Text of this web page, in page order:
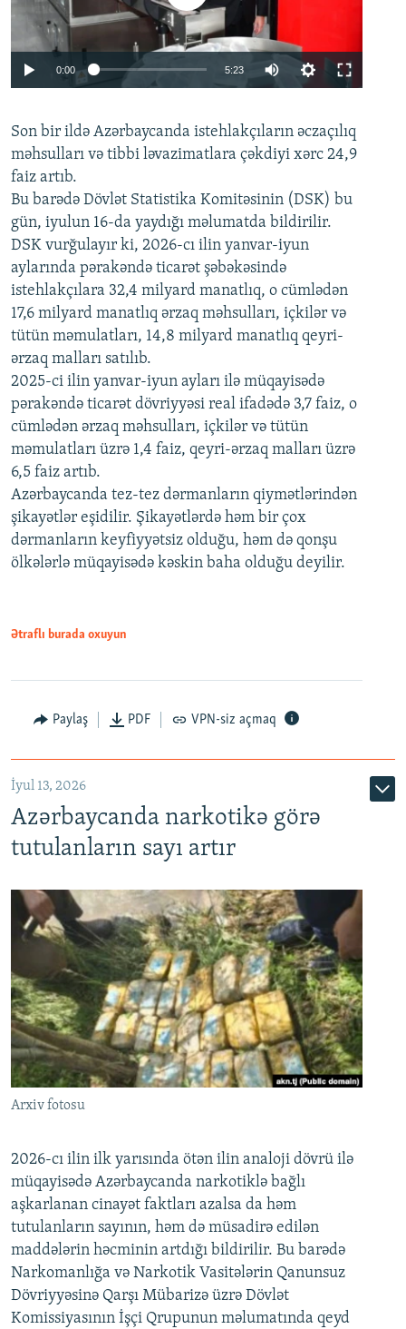
Auto 240p 360p 480p
720p 1080p
0:00 5:23
360p
480p
720p
1080p
Son bir ildə Azərbaycanda istehlakçıların əczaçılıq
məhsulları və tibbi ləvazimatlara çəkdiyi xərc 24,9
faiz artıb.
Bu barədə Dövlət Statistika Komitəsinin (DSK) bu
gün, iyulun 16-da yaydığı məlumatda bildirilir.
DSK vurğulayır ki, 2026-cı ilin yanvar-iyun
aylarında pərakəndə ticarət şəbəkəsində
istehlakçılara 32,4 milyard manatlıq, o cümlədən
17,6 milyard manatlıq ərzaq məhsulları, içkilər və
tütün məmulatları, 14,8 milyard manatlıq qeyri-
ərzaq malları satılıb.
2025-ci ilin yanvar-iyun ayları ilə müqayisədə
pərakəndə ticarət dövriyyəsi real ifadədə 3,7 faiz, o
cümlədən ərzaq məhsulları, içkilər və tütün
məmulatları üzrə 1,4 faiz, qeyri-ərzaq malları üzrə
6,5 faiz artıb.
Azərbaycanda tez-tez dərmanların qiymətlərindən
şikayətlər eşidilir. Şikayətlərdə həm bir çox
dərmanların keyfiyyətsiz olduğu, həm də qonşu
ölkələrlə müqayisədə kəskin baha olduğu deyilir.
Ətraflı burada oxuyun
Paylaş PDF VPN-siz açmaq
İyul 13, 2026
Azərbaycanda narkotikə görə
tutulanların sayı artır
Arxiv fotosu
2026-cı ilin ilk yarısında ötən ilin analoji dövrü ilə
müqayisədə Azərbaycanda narkotiklə bağlı
aşkarlanan cinayət faktları azalsa da həm
tutulanların sayının, həm də müsadirə edilən
maddələrin həcminin artdığı bildirilir. Bu barədə
Narkomanlığa və Narkotik Vasitələrin Qanunsuz
Dövriyyəsinə Qarşı Mübarizə üzrə Dövlət
Komissiyasının İşçi Qrupunun məlumatında qeyd